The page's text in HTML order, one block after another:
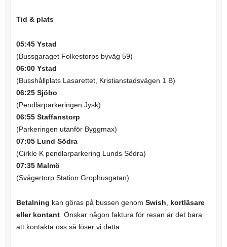
Tid & plats
05:45 Ystad
(Bussgaraget Folkestorps byväg 59)
06:00 Ystad
(Busshållplats Lasarettet, Kristianstadsvägen 1 B)
06:25 Sjöbo
(Pendlarparkeringen Jysk)
06:55 Staffanstorp
(Parkeringen utanför Byggmax)
07:05 Lund Södra
(Cirkle K pendlarparkering Lunds Södra)
07:35 Malmö
(Svågertorp Station Grophusgatan)
Betalning kan göras på bussen genom Swish
kortläsare
eller kontant. Önskar någon faktura för resan är det bara
att kontakta oss så löser vi detta.